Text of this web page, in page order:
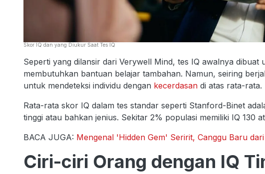
Skor IQ dan yang Diukur Saat Tes IQ
Seperti yang dilansir dari Verywell Mind, tes IQ awalnya dibuat
membutuhkan bantuan belajar tambahan. Namun, seiring
untuk mendeteksi individu dengan kecerdasan di atas rata-rata.
Rata-rata skor IQ dalam tes standar seperti Stanford-Binet
tinggi atau bahkan jenius. Sekitar 2% populasi memiliki IQ 130
BACA JUGA: Mengenal 'Hidden Gem' Seririt, Canggu Baru
Ciri-ciri Orang dengan IQ